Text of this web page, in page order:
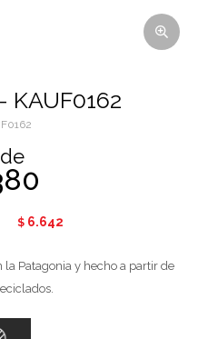
KAUF0162
$ 6.642
Patagonia y hecho a partir de